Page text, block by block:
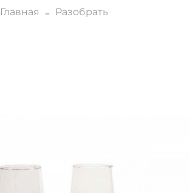
Главная Разобрать